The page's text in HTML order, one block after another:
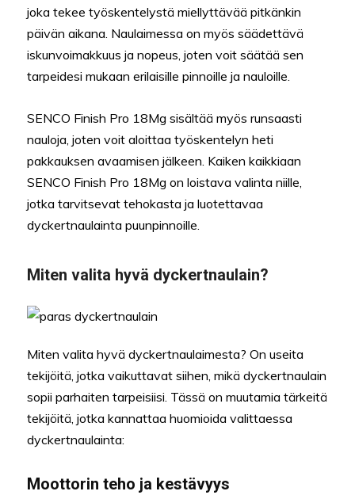
joka tekee työskentelystä miellyttävää pitkänkin
päivän aikana. Naulaimessa on myös säädettävä
iskunvoimakkuus ja nopeus, joten voit säätää sen
tarpeidesi mukaan erilaisille pinnoille ja nauloille.
SENCO Finish Pro 18Mg sisältää myös runsaasti
nauloja, joten voit aloittaa työskentelyn heti
pakkauksen avaamisen jälkeen. Kaiken kaikkiaan
SENCO Finish Pro 18Mg on loistava valinta niille,
jotka tarvitsevat tehokasta ja luotettavaa
dyckertnaulainta puunpinnoille.
Miten valita hyvä dyckertnaulain?
Miten valita hyvä dyckertnaulaimesta? On useita
tekijöitä, jotka vaikuttavat siihen, mikä dyckertnaulain
sopii parhaiten tarpeisiisi. Tässä on muutamia tärkeitä
tekijöitä, jotka kannattaa huomioida valittaessa
dyckertnaulainta:
Moottorin teho ja kestävyys